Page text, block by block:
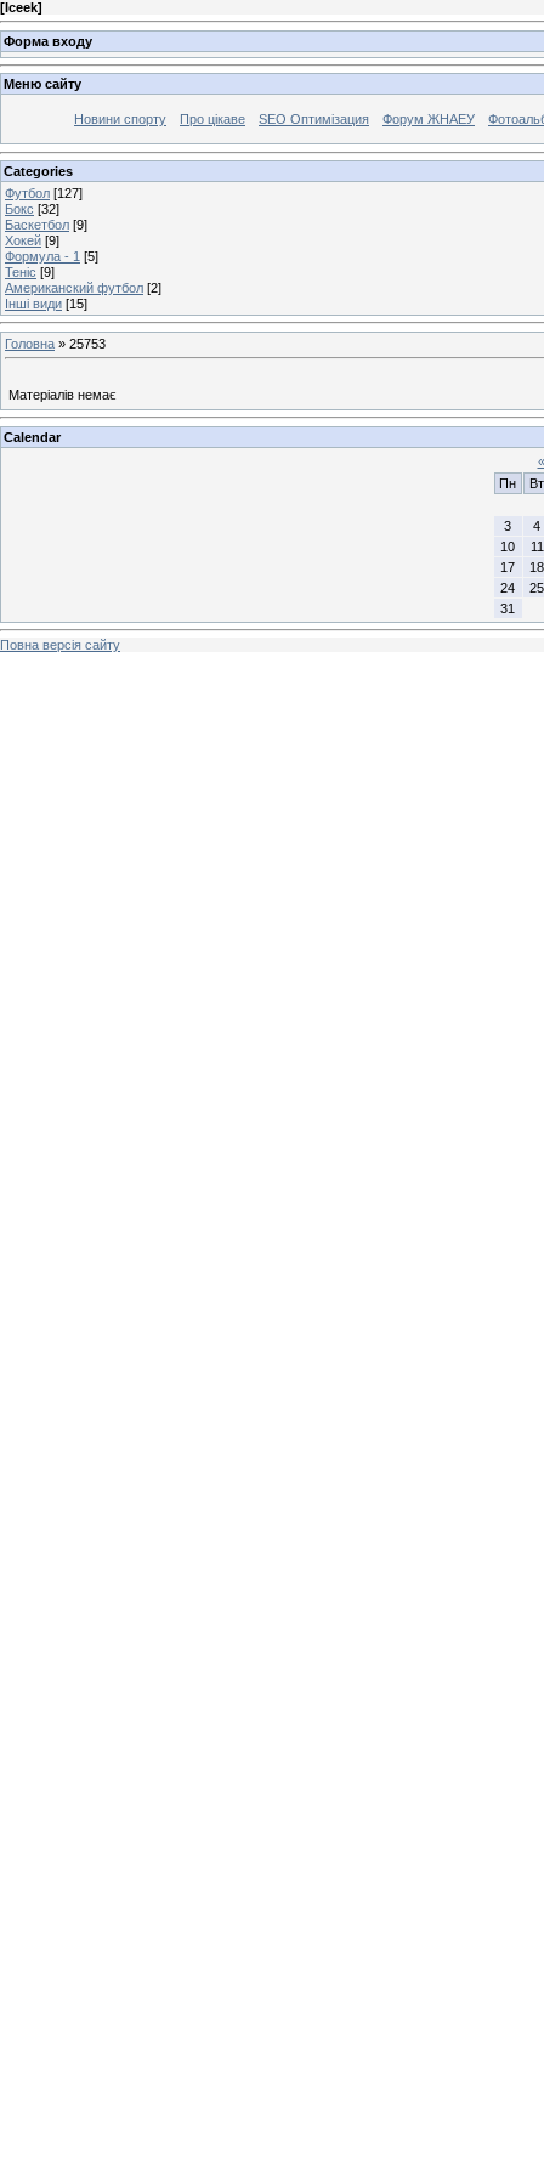
[Iceek]
Форма входу
Меню сайту
Новини спорту Про цікаве SEO Оптимізация Форум ЖНАЕУ
Categories
Футбол [127]
Бокс [32]
Баскетбол [9]
Хокей [9]
Формула - 1 [5]
Теніс [9]
Американский футбол [2]
Інші види [15]
Головна » 25753
Матеріалів немає
Calendar
«
Пн
Вт
3
4
10
11
17
18
24
25
31
Повна версія сайту